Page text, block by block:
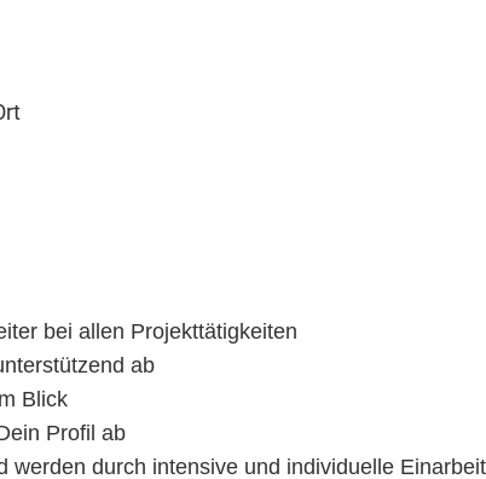
bei allen Projekttätigkeiten
ab
Blick
Profil ab
durch intensive und individuelle